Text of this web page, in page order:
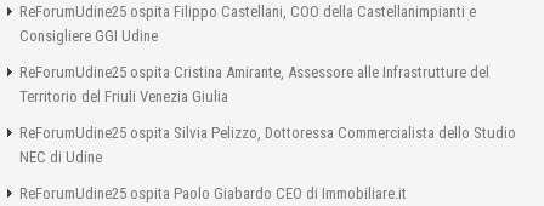
ReForumUdine25 ospita Filippo Castellani, COO della Castellanimpianti e
Consigliere GGI Udine
ReForumUdine25 ospita Cristina Amirante, Assessore alle Infrastrutture del
Territorio del Friuli Venezia Giulia
ReForumUdine25 ospita Silvia Pelizzo, Dottoressa Commercialista dello Studio
NEC di Udine
ReForumUdine25 ospita Paolo Giabardo CEO di Immobiliare.it